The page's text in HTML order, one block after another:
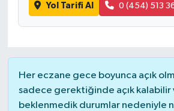
Yol Tarifi Al 0 (454) 513
Her eczane gece boyunca açık
sadece gerektiğinde açık kalabilir
beklenmedik durumlar nedeniyle